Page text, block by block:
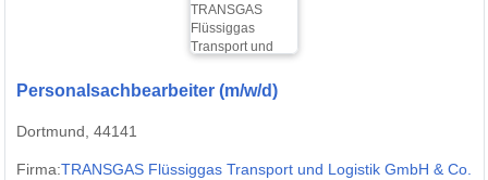
Personalsachbearbeiter (m/w/d)
Dortmund, 44141
Firma:TRANSGAS Flüssiggas Transport und Logistik GmbH & Co.